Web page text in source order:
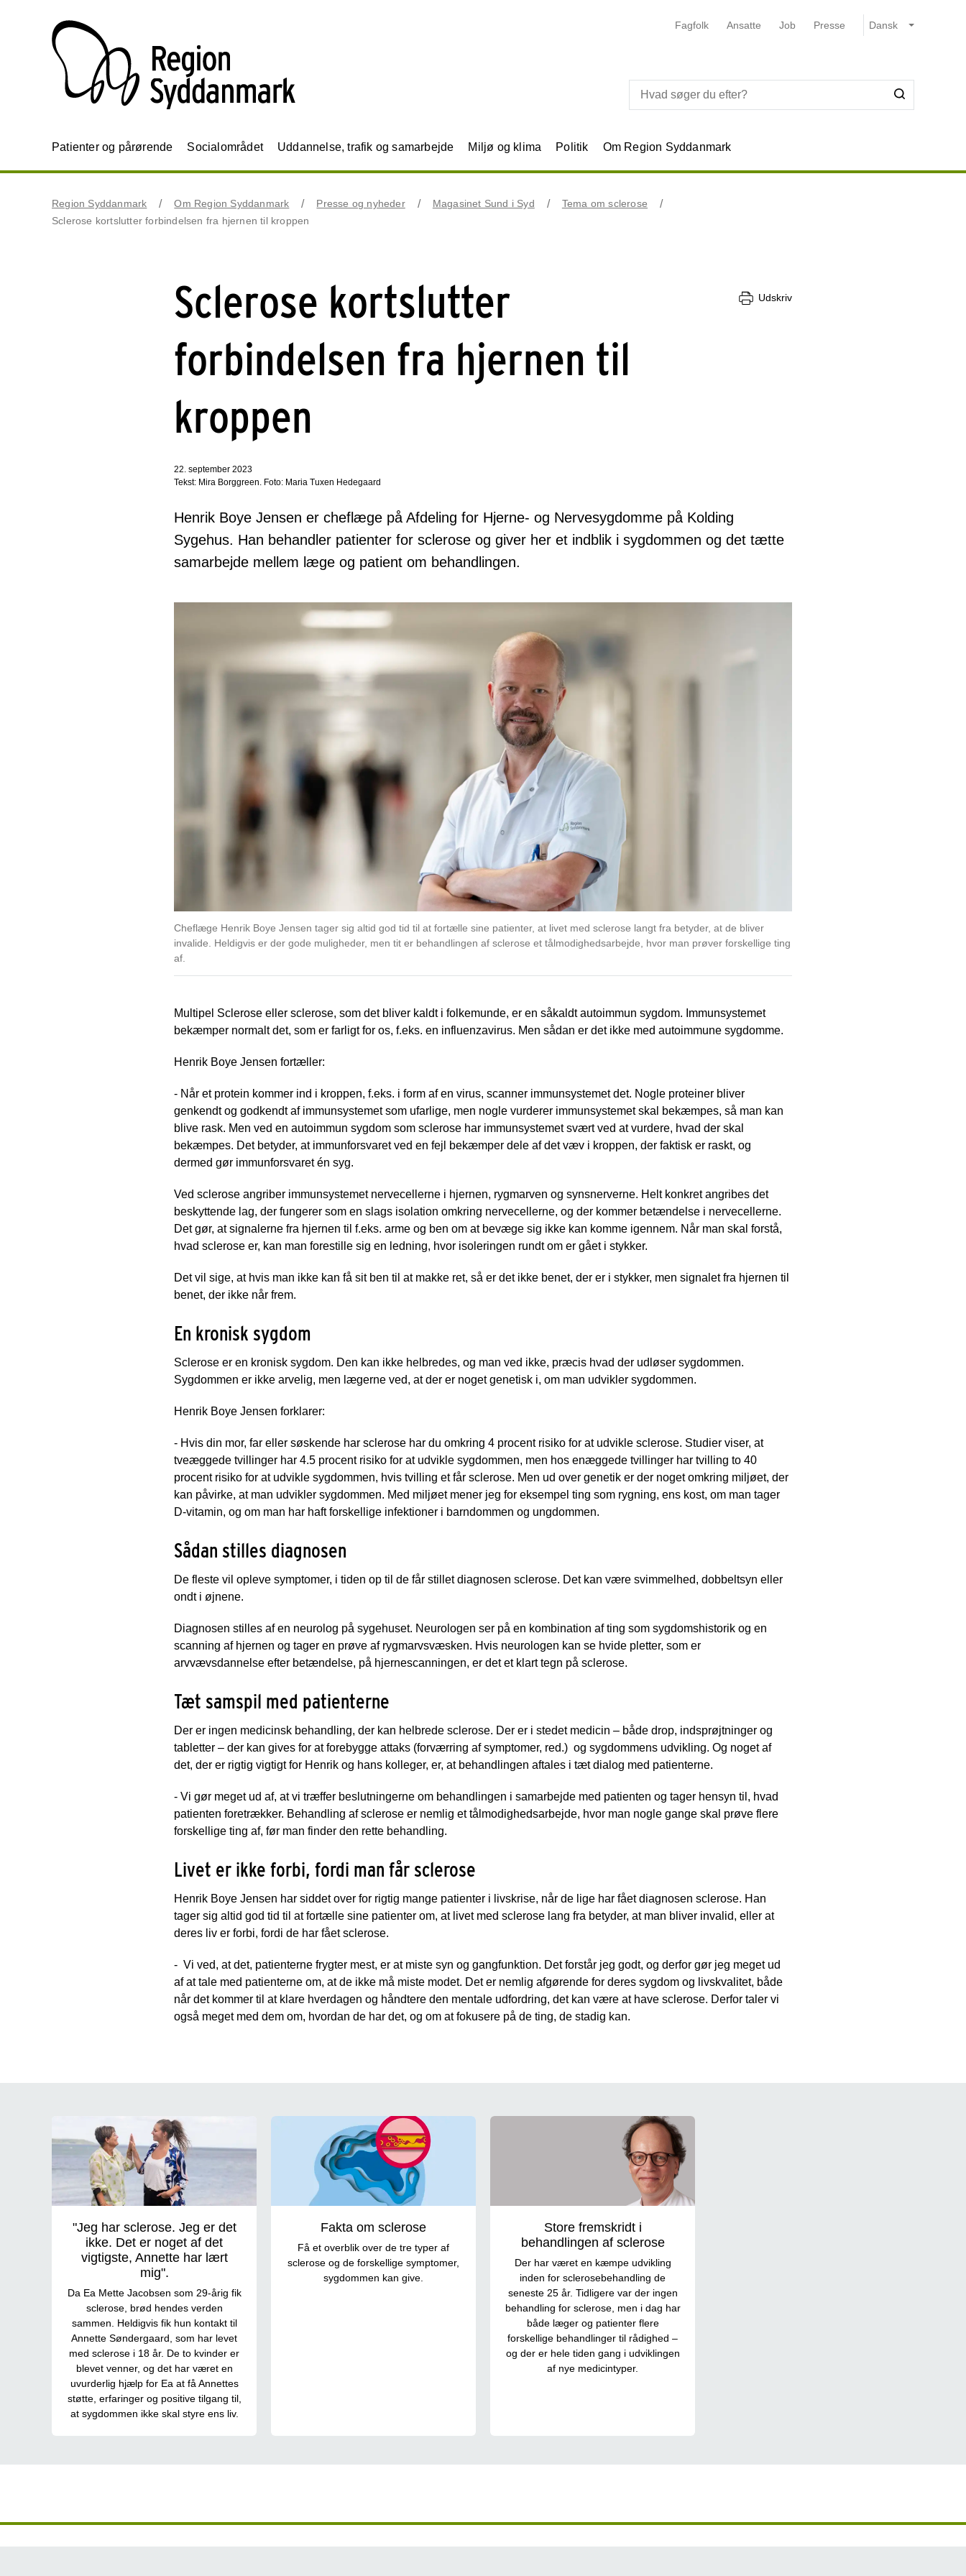
Fagfolk Ansatte Job Presse
Patienter og pårørende Socialområdet Uddannelse, trafik og samarbejde Miljø og klima Politik Om Region Syddanmark
Region Syddanmark Om Region Syddanmark Presse og nyheder Magasinet Sund i Syd
Tema om sclerose
Sclerose kortslutter forbindelsen fra hjernen til kroppen
Sclerose kortslutter
forbindelsen fra hjernen til
kroppen
Udskriv
22. september 2023
Tekst: Mira Borggreen. Foto: Maria Tuxen Hedegaard
Henrik Boye Jensen er cheflæge på Afdeling for Hjerne- og Nervesygdomme på Kolding
Sygehus. Han behandler patienter for sclerose og giver her et indblik i sygdommen og det tætte
samarbejde mellem læge og patient om behandlingen.
Cheflæge Henrik Boye Jensen tager sig altid god tid til at fortælle sine patienter, at livet med sclerose langt fra betyder, at de bliver
invalide. Heldigvis er der gode muligheder, men tit er behandlingen af sclerose et tålmodighedsarbejde, hvor man prøver forskellige ting
af.
Multipel Sclerose eller sclerose, som det bliver kaldt i folkemunde, er en såkaldt autoimmun sygdom. Immunsystemet
bekæmper normalt det, som er farligt for os, f.eks. en influenzavirus. Men sådan er det ikke med autoimmune sygdomme.
Henrik Boye Jensen fortæller:
- Når et protein kommer ind i kroppen, f.eks. i form af en virus, scanner immunsystemet det. Nogle proteiner bliver
genkendt og godkendt af immunsystemet som ufarlige, men nogle vurderer immunsystemet skal bekæmpes, så man kan
blive rask. Men ved en autoimmun sygdom som sclerose har immunsystemet svært ved at vurdere, hvad der skal
bekæmpes. Det betyder, at immunforsvaret ved en fejl bekæmper dele af det væv i kroppen, der faktisk er raskt, og
dermed gør immunforsvaret én syg.
Ved sclerose angriber immunsystemet nervecellerne i hjernen, rygmarven og synsnerverne. Helt konkret angribes det
beskyttende lag, der fungerer som en slags isolation omkring nervecellerne, og der kommer betændelse i nervecellerne.
Det gør, at signalerne fra hjernen til f.eks. arme og ben om at bevæge sig ikke kan komme igennem. Når man skal forstå,
hvad sclerose er, kan man forestille sig en ledning, hvor isoleringen rundt om er gået i stykker.
Det vil sige, at hvis man ikke kan få sit ben til at makke ret, så er det ikke benet, der er i stykker, men signalet fra hjernen til
benet, der ikke når frem.
En kronisk sygdom
Sclerose er en kronisk sygdom. Den kan ikke helbredes, og man ved ikke, præcis hvad der udløser sygdommen.
Sygdommen er ikke arvelig, men lægerne ved, at der er noget genetisk i, om man udvikler sygdommen.
Henrik Boye Jensen forklarer:
- Hvis din mor, far eller søskende har sclerose har du omkring 4 procent risiko for at udvikle sclerose. Studier viser, at
tveæggede tvillinger har 4.5 procent risiko for at udvikle sygdommen, men hos enæggede tvillinger har tvilling to 40
procent risiko for at udvikle sygdommen, hvis tvilling et får sclerose. Men ud over genetik er der noget omkring miljøet, der
kan påvirke, at man udvikler sygdommen. Med miljøet mener jeg for eksempel ting som rygning, ens kost, om man tager
D-vitamin, og om man har haft forskellige infektioner i barndommen og ungdommen.
Sådan stilles diagnosen
De fleste vil opleve symptomer, i tiden op til de får stillet diagnosen sclerose. Det kan være svimmelhed, dobbeltsyn eller
ondt i øjnene.
Diagnosen stilles af en neurolog på sygehuset. Neurologen ser på en kombination af ting som sygdomshistorik og en
scanning af hjernen og tager en prøve af rygmarvsvæsken. Hvis neurologen kan se hvide pletter, som er
arvvævsdannelse efter betændelse, på hjernescanningen, er det et klart tegn på sclerose.
Tæt samspil med patienterne
Der er ingen medicinsk behandling, der kan helbrede sclerose. Der er i stedet medicin – både drop, indsprøjtninger og
tabletter – der kan gives for at forebygge attaks (forværring af symptomer, red.) og sygdommens udvikling. Og noget af
det, der er rigtig vigtigt for Henrik og hans kolleger, er, at behandlingen aftales i tæt dialog med patienterne.
- Vi gør meget ud af, at vi træffer beslutningerne om behandlingen i samarbejde med patienten og tager hensyn til, hvad
patienten foretrækker. Behandling af sclerose er nemlig et tålmodighedsarbejde, hvor man nogle gange skal prøve flere
forskellige ting af, før man finder den rette behandling.
Livet er ikke forbi, fordi man får sclerose
Henrik Boye Jensen har siddet over for rigtig mange patienter i livskrise, når de lige har fået diagnosen sclerose. Han
tager sig altid god tid til at fortælle sine patienter om, at livet med sclerose lang fra betyder, at man bliver invalid, eller at
deres liv er forbi, fordi de har fået sclerose.
- Vi ved, at det, patienterne frygter mest, er at miste syn og gangfunktion. Det forstår jeg godt, og derfor gør jeg meget ud
af at tale med patienterne om, at de ikke må miste modet. Det er nemlig afgørende for deres sygdom og livskvalitet, både
når det kommer til at klare hverdagen og håndtere den mentale udfordring, det kan være at have sclerose. Derfor taler vi
også meget med dem om, hvordan de har det, og om at fokusere på de ting, de stadig kan.
Tema om sclerose
"Jeg har sclerose. Jeg er det
ikke. Det er noget af det
vigtigste, Annette har lært
mig".
Da Ea Mette Jacobsen som 29-årig fik
sclerose, brød hendes verden
sammen. Heldigvis fik hun kontakt til
Annette Søndergaard, som har levet
med sclerose i 18 år. De to kvinder er
blevet venner, og det har været en
uvurderlig hjælp for Ea at få Annettes
støtte, erfaringer og positive tilgang til,
at sygdommen ikke skal styre ens liv.
Fakta om sclerose
Få et overblik over de tre typer af
sclerose og de forskellige symptomer,
sygdommen kan give.
Store fremskridt i
behandlingen af sclerose
Der har været en kæmpe udvikling
inden for sclerosebehandling de
seneste 25 år. Tidligere var der ingen
behandling for sclerose, men i dag har
både læger og patienter flere
forskellige behandlinger til rådighed –
og der er hele tiden gang i udviklingen
af nye medicintyper.